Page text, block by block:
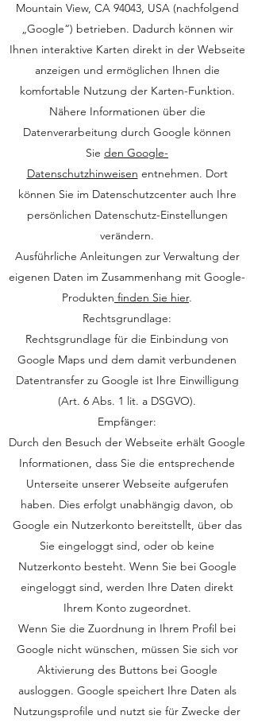
Mountain View, CA 94043, USA (nachfolgend
„Google“) betrieben. Dadurch können wir
Ihnen interaktive Karten direkt in der Webseite
anzeigen und ermöglichen Ihnen die
komfortable Nutzung der Karten-Funktion.
Nähere Informationen über die
Datenverarbeitung durch Google können
Sie den Google-
Datenschutzhinweisen entnehmen. Dort
können Sie im Datenschutzcenter auch Ihre
persönlichen Datenschutz-Einstellungen
verändern.
Ausführliche Anleitungen zur Verwaltung der
eigenen Daten im Zusammenhang mit Google-
Produkten finden Sie hier.
Rechtsgrundlage:
Rechtsgrundlage für die Einbindung von
Google Maps und dem damit verbundenen
Datentransfer zu Google ist Ihre Einwilligung
(Art. 6 Abs. 1 lit. a DSGVO).
Empfänger:
Durch den Besuch der Webseite erhält Google
Informationen, dass Sie die entsprechende
Unterseite unserer Webseite aufgerufen
haben. Dies erfolgt unabhängig davon, ob
Google ein Nutzerkonto bereitstellt, über das
Sie eingeloggt sind, oder ob keine
Nutzerkonto besteht. Wenn Sie bei Google
eingeloggt sind, werden Ihre Daten direkt
Ihrem Konto zugeordnet.
Wenn Sie die Zuordnung in Ihrem Profil bei
Google nicht wünschen, müssen Sie sich vor
Aktivierung des Buttons bei Google
ausloggen. Google speichert Ihre Daten als
Nutzungsprofile und nutzt sie für Zwecke der